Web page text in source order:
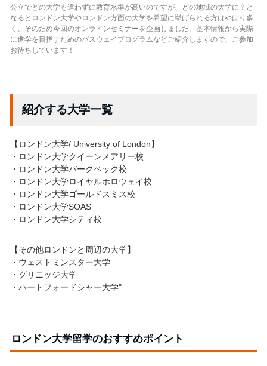
公立でどの大学も違わずに教育水準が高いのですが、どの地域の大学に？と
なるとロンドン大学やロンドン方面の大学を希望に挙げられる方はやはり多
く、そのため今回のオンラインセミナーを企画しました。基本情報から実際
に進学を目指すためのパスウェイプログラムなどご紹介しますので、ご参加
お待ちしています！
紹介する大学一覧
【ロンドン大学/ University of London】
・ロンドン大学クイーンメアリー校
・ロンドン大学バークベック校
・ロンドン大学ロイヤルホロウェイ校
・ロンドン大学ゴールドスミス校
・ロンドン大学SOAS
・ロンドン大学シティ校
【その他ロンドンと周辺の大学】
・ウェストミンスター大学
・グリニッジ大学
・ハートフォードシャー大学"
ロンドン大学留学のおすすめポイント